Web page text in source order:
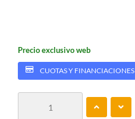
Precio exclusivo web
CUOTAS Y FINANCIACIONES